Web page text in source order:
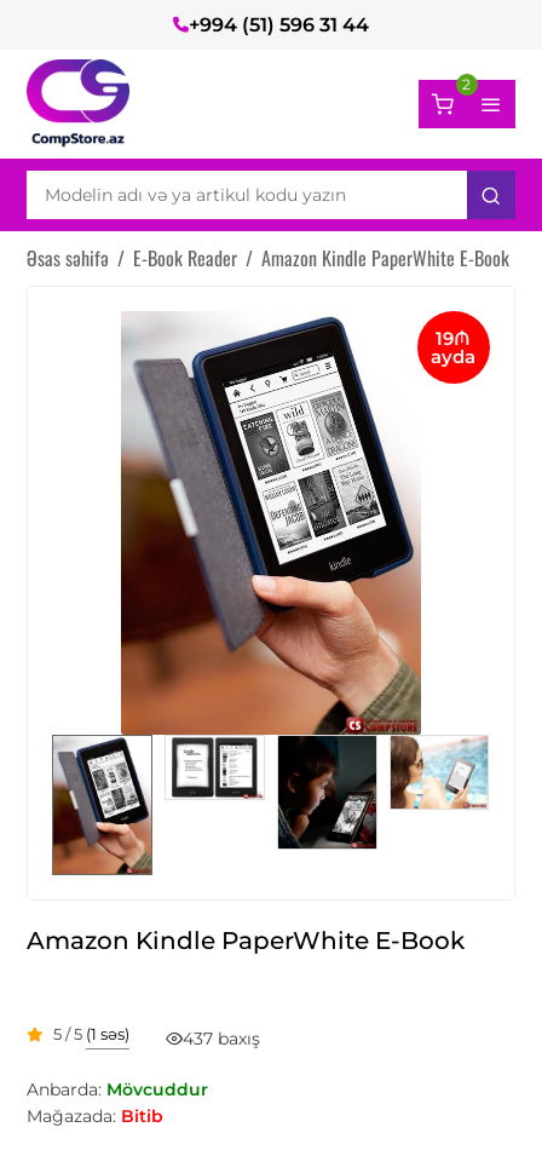
+994 (51) 596 31 44
2
Əsas səhifə / E-Book Reader / Amazon Kindle PaperWhite E-Book
19₼
ayda
Amazon Kindle PaperWhite E-Book
5 / 5 (1 səs) 437 baxış
Anbarda: Mövcuddur
Mağazada: Bitib